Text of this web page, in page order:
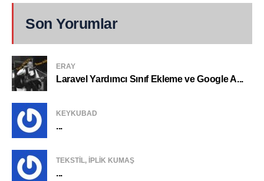
Son Yorumlar
ERAY
Laravel Yardımcı Sınıf Ekleme ve Google A...
KEYKUBAD
...
TEKSTIL, IPLIK KUMAŞ
...